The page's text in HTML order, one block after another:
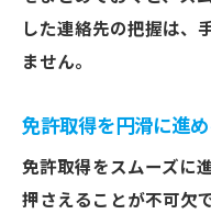
した連絡先の把握は、
ません。
免許取得を円滑に進
免許取得をスムーズに
押さえることが不可欠